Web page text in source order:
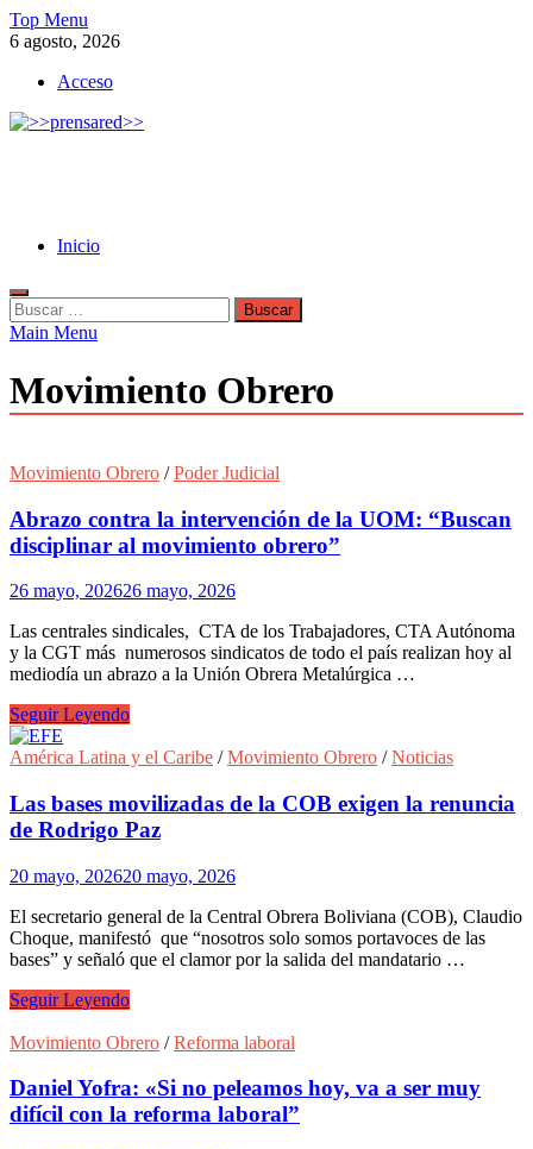
Skip
to
Top Menu
6 agosto, 2026
Acceso
Inicio
Buscar:
Main Menu
Movimiento Obrero
Movimiento Obrero /Poder Judicial
Abrazo contra la intervención de la UOM: “Buscan
disciplinar al movimiento obrero”
26 mayo, 202626 mayo, 2026
Las centrales sindicales, CTA de los Trabajadores, CTA Autónoma
y la CGT más numerosos sindicatos de todo el país realizan hoy al
mediodía un abrazo a la Unión Obrera Metalúrgica …
Abrazo
contra
la
de
la
UOM:
disciplinar
al
movimiento
obrero”
Seguir Leyendo
América Latina y el Caribe /Movimiento Obrero /Noticias
Las bases movilizadas de la COB exigen la renuncia
de Rodrigo Paz
20 mayo, 202620 mayo, 2026
El secretario general de la Central Obrera Boliviana (COB), Claudio
Choque, manifestó que “nosotros solo somos portavoces de las
bases” y señaló que el clamor por la salida del mandatario …
Las
movilizadas
la
COB
exigen
Seguir Leyendo
Movimiento Obrero /Reforma laboral
Daniel Yofra: «Si no peleamos hoy, va a ser muy
difícil con la reforma laboral”